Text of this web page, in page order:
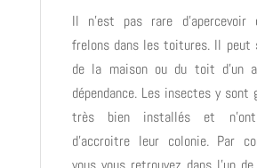
Il n’est pas rare
frelons dans les toitures. Il peut
de la maison ou du toit d’un
dépendance. Les insectes y sont
très bien installés et
d’accroitre leur colonie. Par